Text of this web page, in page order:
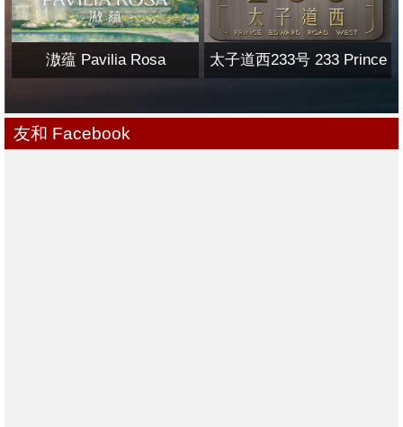
滶蕴 Pavilia Rosa 太子道西233号 233 Prince
友和 Facebook